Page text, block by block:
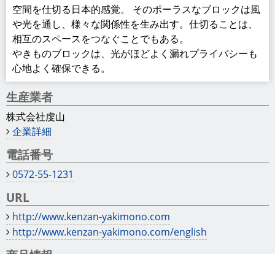
商品情報
材質せっき質無釉（第2類）
ポーラスブロック200
サイズ（約）190×190×120mm
1㎡使用数 ： 25個
1個の重量 ： 3.6〜6kg
ポーラスブロック150
サイズ（約）140×140×120mm
1㎡使用数 ： 44.5個
1個の重量 ： 2.1〜3.1kg
ポーラスブロック100
サイズ（約）90×90×120mm
1㎡使用数 ： 100個
1個の重量 ： 0.85〜1.25kg